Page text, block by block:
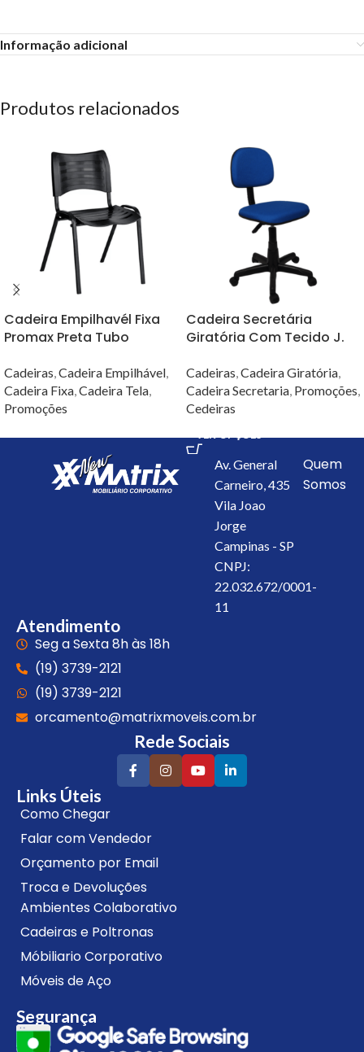
Informação adicional
Produtos relacionados
Cadeira Empilhavél Fixa
Promax Preta Tubo
Cadeiras,Cadeira Empilhável,
Cadeira Fixa,Cadeira Tela,
Promoções
Cadeira Secretária
Giratória Com Tecido J.
Cadeiras,Cadeira Giratória,
Cadeira Secretaria, Promoções,
Cedeiras
Av. General
Carneiro, 435
Vila Joao
Jorge
Campinas - SP
CNPJ:
22.032.672/0001-
11
Quem
Somos
Atendimento
Seg a Sexta 8h às 18h
(19) 3739-2121
(19) 3739-2121
orcamento@matrixmoveis.com.br
Rede Sociais
Links Úteis
Como Chegar
Falar com Vendedor
Orçamento por Email
Troca e Devoluções
Ambientes Colaborativo
Cadeiras e Poltronas
Móbiliario Corporativo
Móveis de Aço
Segurança